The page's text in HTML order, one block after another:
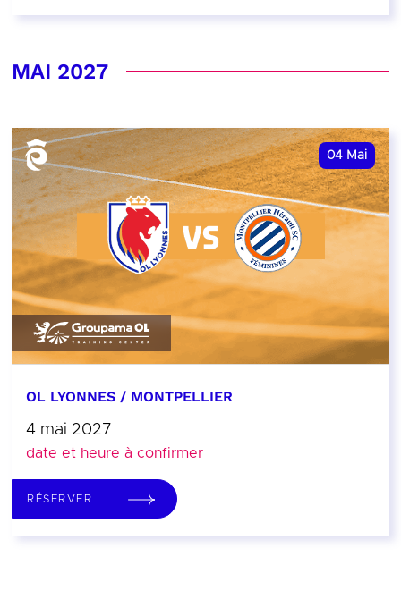
MAI 2027
04 Mai
OL LYONNES / MONTPELLIER
4 mai 2027
date et heure à confirmer
RÉSERVER